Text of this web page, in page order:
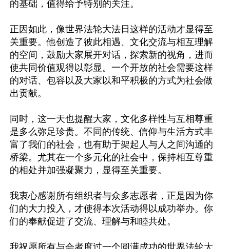
的基础，值得给予特别的关注。
正因如此，像世界法轮大法日这样的活动才显得至
关重要。他创造了彼此相遇、文化交流与相互理解
的空间，鼓励大家展开对话，探索新的视角，进而
使共同价值观得以彰显。一个开放的社会需要这样
的对话、包容以及大家以和平积极的方式为社会做
出贡献。
同时，这一天也提醒大家，文化多样性与互相尊重
是多么弥足珍贵。不同的传统、信仰与生活方式丰
富了我们的社会，也有助于架起人与人之间沟通的
桥梁。尤其在一个多元化的社会中，保持相互尊重
的相处并加强凝聚力，显得至关重要。
我衷心感谢所有组织者与众多志愿者，正是因为你
们的大力投入，才使得本次活动得以成功举办。你
们的奉献促进了交流、理解与和睦共处。
我祝愿所有与会者度过一个圆满成功的世界法轮大